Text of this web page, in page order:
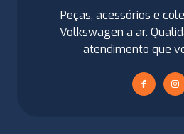
Peças, acessórios e
Volkswagen a ar.
atendimento que